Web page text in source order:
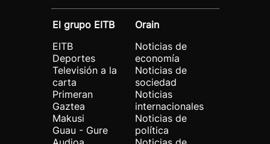
El grupo EITB
EITB
Deportes
Televisión a la
carta
Primeran
Gaztea
Makusi
Guau - Gure
Orain
Noticias de
economía
Noticias de
sociedad
Noticias
internacionales
Noticias de
política